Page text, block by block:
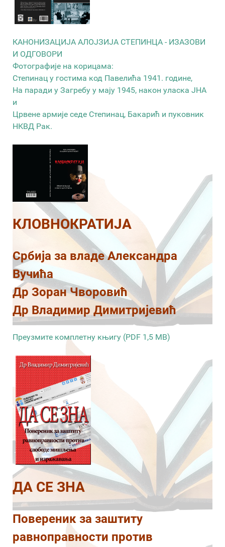
КАНОНИЗАЦИЈА АЛОЈЗИЈА СТЕПИНЦА - ИЗАЗОВИ
И ОДГОВОРИ
Фотографије на корицама:
Степинац у гостима код Павелића 1941. године,
На паради у Загребу у мају 1945, након уласка ЈНА
и
Црвене армије седе Степинац, Бакарић и пуковник
НКВД Рак.
КЛОВНОКРАТИЈА
Србија за владе Александра
Вучића
Др Зоран Чворовић
Др Владимир Димитријевић
Преузмите комплетну књигу (PDF 1,5 MB)
ДА СЕ ЗНА
Повереник за заштиту
равноправности против